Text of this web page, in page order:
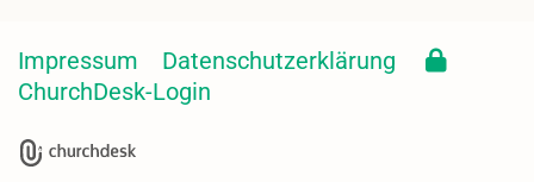
Impressum
Datenschutzerklärung
ChurchDesk-Login